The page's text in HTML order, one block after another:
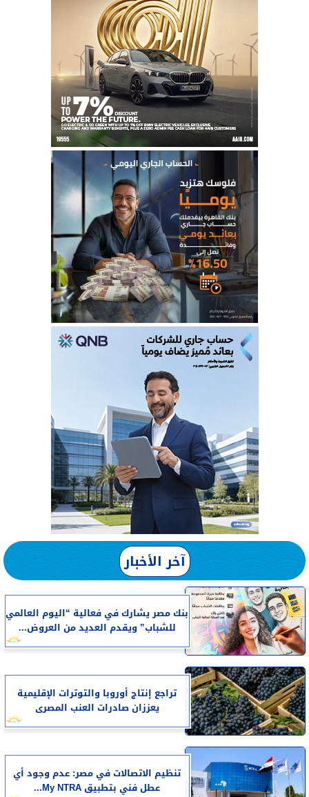
آخر الأخبار
بنك مصر يشارك في فعالية “اليوم العالمي
للشباب” ويقدم العديد من العروض...
تراجع إنتاج أوروبا والتوترات الإقليمية
يعززان صادرات العنب المصرى
تنظيم الاتصالات في مصر: عدم وجود أي
عطل فني بتطبيق My NTRA...